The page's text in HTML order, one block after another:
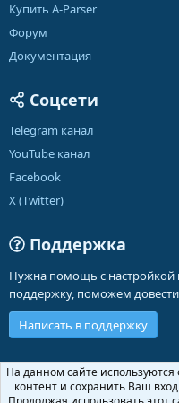
Купить A-Parser
Форум
Документация
Соцсети
Telegram канал
YouTube канал
Facebook
X (Twitter)
Поддержка
Нужна помощь с настройкой
поддержку, поможем довести
Написать в поддержку
Russian (RU)
Обратная связь
Условия и
На данном сайте
контент и сохранить Ваш